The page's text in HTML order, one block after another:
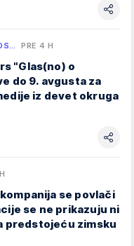
PRE 4 H
"Glas(no) o
do 9. avgusta za
iz devet okruga
se povlači
se ne prikazuju ni
predstojeću zimsku